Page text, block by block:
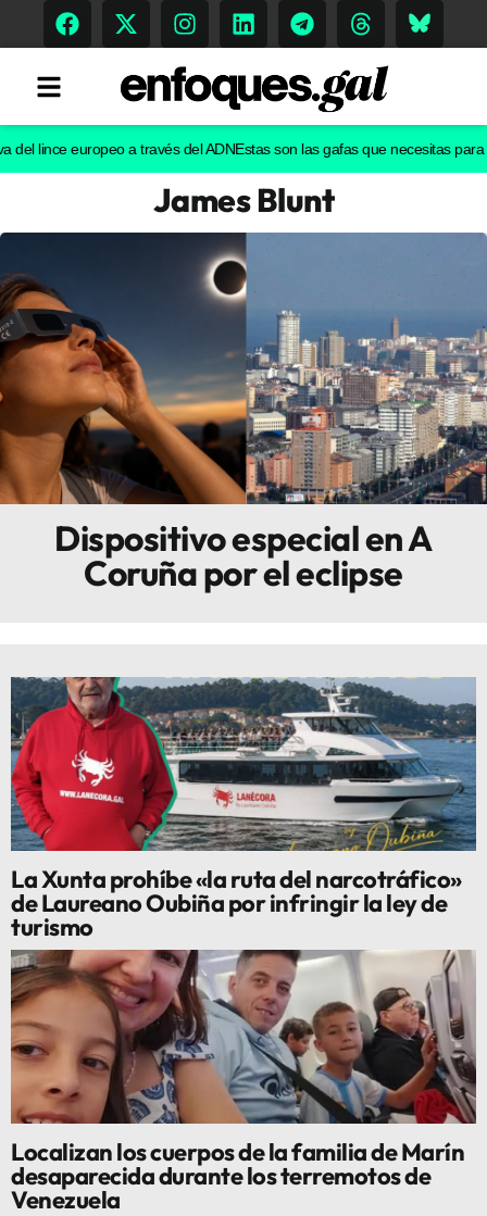
Gastronomía
Escenarios
Sostenibilidad
Innova
europeo a través del ADNEstas son las gafas que necesitas para ver
James Blunt
Dispositivo especial en A
Coruña por el eclipse
La Xunta prohíbe «la ruta del narcotráfico»
de Laureano Oubiña por infringir la ley de
turismo
Localizan los cuerpos de la familia de Marín
desaparecida durante los terremotos de
Venezuela